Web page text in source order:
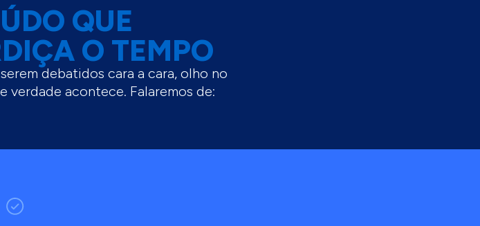
QUE
O TEMPO
debatidos cara a cara, olho no
verdade acontece. Falaremos de: